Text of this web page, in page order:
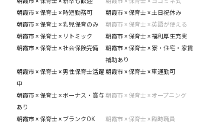
朝霞市 × 保育士 × 時短勤務可
朝霞市 × 保育士 × 土日祝休み
朝霞市 × 保育士 × 乳児保育のみ
朝霞市 × 保育士 × 英語が使える
朝霞市 × 保育士 × リトミック
朝霞市 × 保育士 × 福利厚生充実
朝霞市 × 保育士 × 社会保険完備
朝霞市 × 保育士 × 寮・住宅・家賃
補助あり
朝霞市 × 保育士 × 男性保育士活躍
中
朝霞市 × 保育士 × 車通勤可
朝霞市 × 保育士 × ボーナス・賞与
あり
朝霞市 × 保育士 × オープニング
朝霞市 × 保育士 × ブランクOK
朝霞市 × 保育士 × 臨時職員